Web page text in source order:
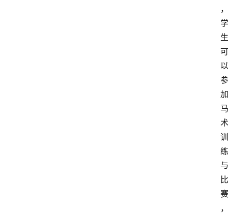
，
学
生
可
以
参
加
马
术
训
练
与
比
赛
，